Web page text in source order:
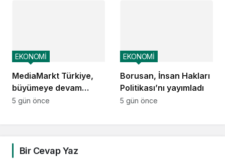
MediaMarkt Türkiye,
büyümeye devam
ediyor
EKONOMİ
5 gün önce
Borusan, İnsan Hakları
Politikası’nı yayımladı
EKONOMİ
5 gün önce
Bir Cevap Yaz